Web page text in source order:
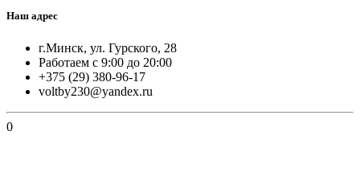
Наш адрес
г.Минск, ул. Гурского, 28
Работаем с 9:00 до 20:00
+375 (29) 380-96-17
voltby230@yandex.ru
0